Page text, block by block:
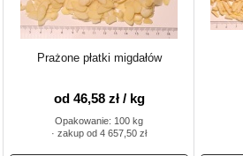
Prażone płatki migdałów
od 46,58 zł / kg
Opakowanie: 100 kg
· zakup od 4 657,50 zł